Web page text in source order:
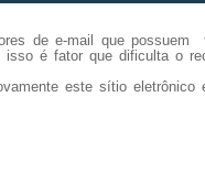
de e-mail que
isso é fator que dificulta o
este sítio